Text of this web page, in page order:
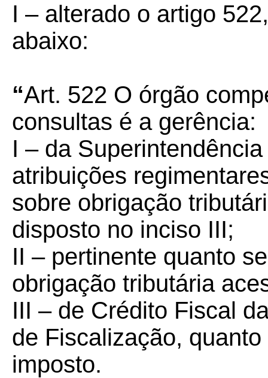
I – alterado o artigo
abaixo:
“Art. 522 O órgão
consultas é a gerência:
I – da
atribuições
sobre obrigação
disposto no inciso III;
II – pertinente quanto
obrigação tributária
III – de Crédito Fiscal
de Fiscalização,
imposto.